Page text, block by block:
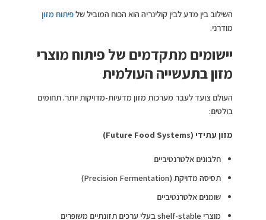
השילוב בין מדע לבין קולינריה הוא הכוח המוביל שלפיתוח מזון
מודרני.
יישומים מתקדמים של פיתוח מוצרי
מזון בתעשייה העולמית
העולם צועד לעבר מערכות מזון מדעיות-מדויקות יותר. תחומים
בולטים:
מזון עתידי (Future Food Systems)
חלבונים אלטרנטיביים
תסיסה מדויקת (Precision Fermentation)
שומנים אלטרנטיביים
מוצרי shelf-stable בעלי ערכים תזונתיים משופרים